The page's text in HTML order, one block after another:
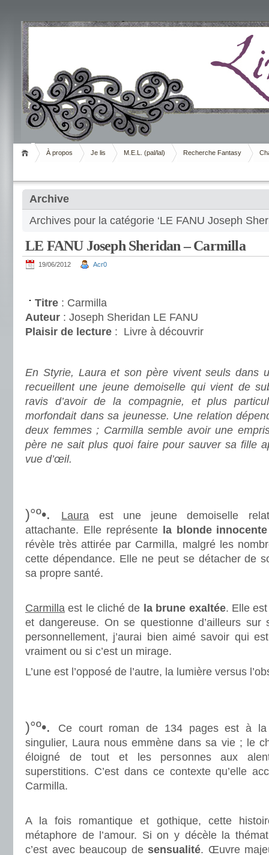
Livrement
À propos Je lis M.E.L. (pal/lal) Recherche Fantasy
Archive
Archives pour la catégorie ‘LE FANU Joseph
LE FANU Joseph Sheridan – Carmilla
19/06/2012 Acr0
Titre : Carmilla
Auteur : Joseph Sheridan LE FANU
Plaisir de lecture : Livre à découvrir
En Styrie, Laura et son père vivent seuls dans
recueillent une jeune demoiselle qui vient de
ravis d’avoir de la compagnie, et plus
morfondait dans sa jeunesse. Une relation
deux femmes ; Carmilla semble avoir une
père ne sait plus quoi faire pour sauver sa fille
vue d’œil.
)°º•. Laura est une jeune demoiselle
attachante. Elle représente
la blonde innocente
révèle très attirée par Carmilla, malgré les
cette dépendance. Elle ne peut se détacher de
sa propre santé.
Carmilla est le cliché de la brune exaltée. Elle
et dangereuse. On se questionne d’ailleurs
personnellement, j’aurai bien aimé savoir qui
vraiment ou si c’est un mirage.
L’une est l’opposé de l’autre, la lumière versus
)°º•.
Ce court roman de 134 pages est à la
singulier, Laura nous emmène dans sa vie ; le
éloigné de tout et les personnes aux
superstitions. C’est dans ce contexte qu’elle
Carmilla.
A la fois romantique et gothique, cette
métaphore de l’amour. Si on y décèle la
c’est avec beaucoup de sensualité. Œuvre